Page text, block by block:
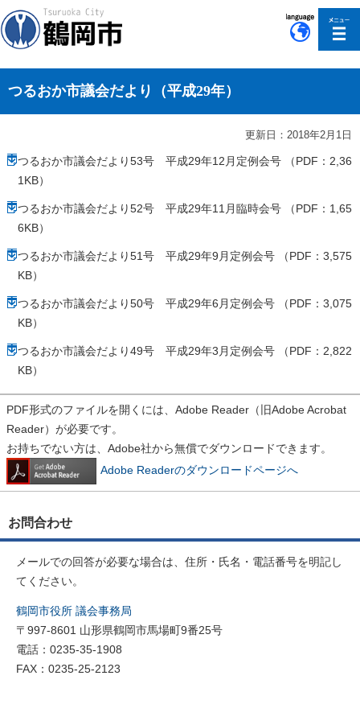
つるおか市議会だより（平成29年）
更新日：2018年2月1日
つるおか市議会だより53号 平成29年12月定例会号 （PDF：2,36
1KB）
つるおか市議会だより52号 平成29年11月臨時会号 （PDF：1,65
6KB）
つるおか市議会だより51号 平成29年9月定例会号 （PDF：3,575
KB）
つるおか市議会だより50号 平成29年6月定例会号 （PDF：3,075
KB）
つるおか市議会だより49号 平成29年3月定例会号 （PDF：2,822
KB）
PDF形式のファイルを開くには、Adobe Reader（旧Adobe Acrobat
Reader）が必要です。
お持ちでない方は、Adobe社から無償でダウンロードできます。
Adobe Readerのダウンロードページへ
お問合わせ
メールでの回答が必要な場合は、住所・氏名・電話番号を明記し
てください。
鶴岡市役所 議会事務局
〒997-8601 山形県鶴岡市馬場町9番25号
電話：0235-35-1908
FAX：0235-25-2123